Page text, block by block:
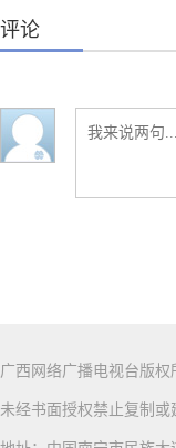
评论
广西网络广播电视台版权
未经书面授权禁止复制或